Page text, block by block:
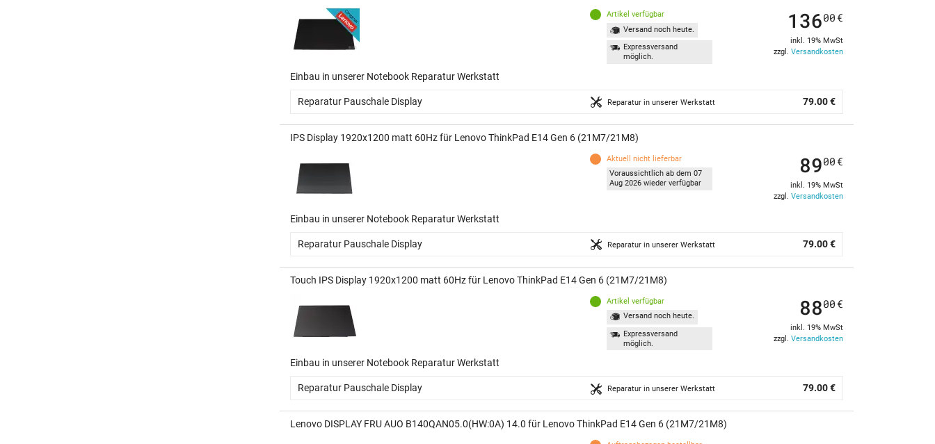
Artikel verfügbar
Versand noch heute.
Expressversand
möglich.
13600 €
inkl. 19% MwSt
zzgl. Versandkosten
Einbau in unserer Notebook Reparatur Werkstatt
Reparatur Pauschale Display Reparatur in unserer Werkstatt 79.00 €
IPS Display 1920x1200 matt 60Hz für Lenovo ThinkPad E14 Gen 6 (21M7/21M8)
Aktuell nicht lieferbar
Voraussichtlich ab dem 07
Aug 2026 wieder verfügbar
8900 €
inkl. 19% MwSt
zzgl. Versandkosten
Einbau in unserer Notebook Reparatur Werkstatt
Reparatur Pauschale Display Reparatur in unserer Werkstatt 79.00 €
Touch IPS Display 1920x1200 matt 60Hz für Lenovo ThinkPad E14 Gen 6 (21M7/21M8)
Artikel verfügbar
Versand noch heute.
Expressversand
möglich.
8800 €
inkl. 19% MwSt
zzgl. Versandkosten
Einbau in unserer Notebook Reparatur Werkstatt
Reparatur Pauschale Display Reparatur in unserer Werkstatt 79.00 €
Lenovo DISPLAY FRU AUO B140QAN05.0(HW:0A) 14.0 für Lenovo ThinkPad E14 Gen 6 (21M7/21M8)